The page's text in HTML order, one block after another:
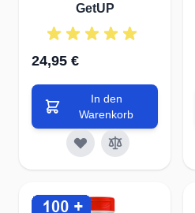
GetUP
24,95 €
In den
Warenkorb